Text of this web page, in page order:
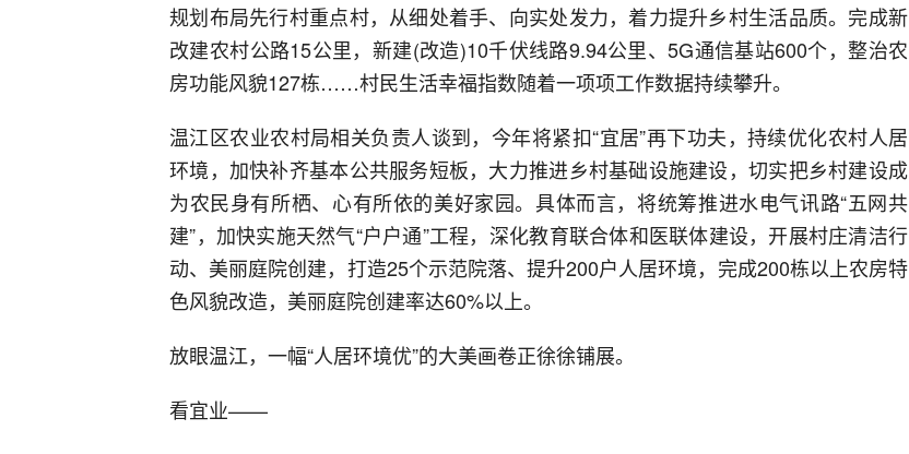
规划布局先行村重点村，从细处着手、向实处发力，着力提升乡村生活品质。完成新
改建农村公路15公里，新建(改造)10千伏线路9.94公里、5G通信基站600个，整治农
房功能风貌127栋……村民生活幸福指数随着一项项工作数据持续攀升。
温江区农业农村局相关负责人谈到，今年将紧扣“宜居”再下功夫，持续优化农村人居
环境，加快补齐基本公共服务短板，大力推进乡村基础设施建设，切实把乡村建设成
为农民身有所栖、心有所依的美好家园。具体而言，将统筹推进水电气讯路“五网共
建”，加快实施天然气“户户通”工程，深化教育联合体和医联体建设，开展村庄清洁行
动、美丽庭院创建，打造25个示范院落、提升200户人居环境，完成200栋以上农房特
色风貌改造，美丽庭院创建率达60%以上。
放眼温江，一幅“人居环境优”的大美画卷正徐徐铺展。
看宜业——